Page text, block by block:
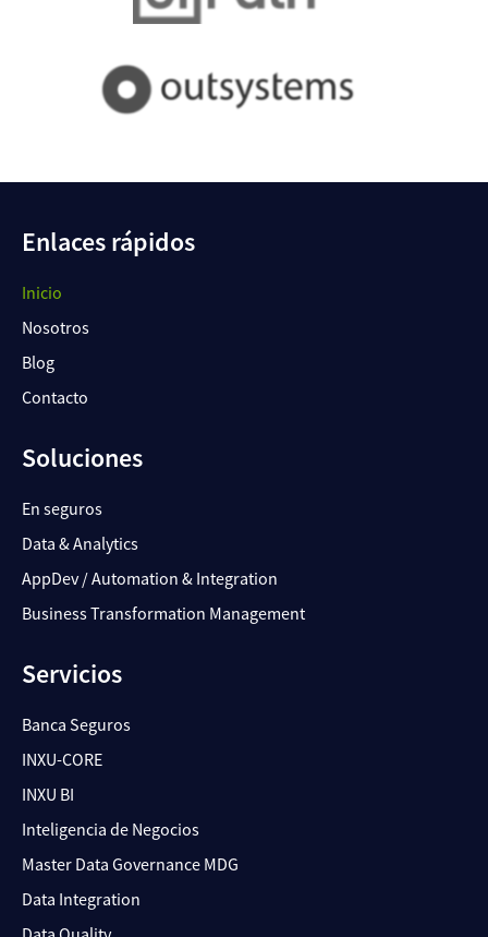
Enlaces rápidos
Inicio
Nosotros
Blog
Contacto
Soluciones
En seguros
Data & Analytics
AppDev / Automation & Integration
Business Transformation Management
Servicios
Banca Seguros
INXU-CORE
INXU BI
Inteligencia de Negocios
Master Data Governance MDG
Data Integration